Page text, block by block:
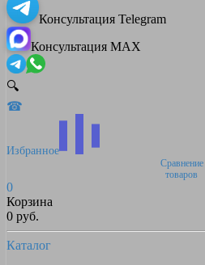
Консультация Telegram
Консультация MAX
🔍
☎
Избранное
Сравнение
товаров
0
Корзина
0 руб.
Каталог